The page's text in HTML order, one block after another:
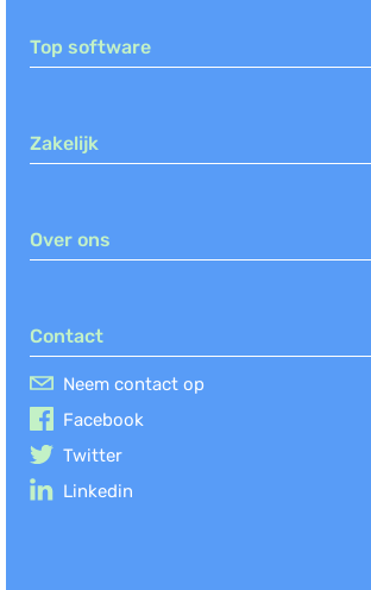
Top software
Zakelijk
Over ons
Contact
Neem contact op
Facebook
Twitter
Linkedin